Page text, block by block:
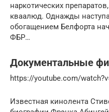
наркотических
кваалюд. Однажды
обогащением Белфорта
ФБР…
Документальные
https://youtube.com/
Известная кинолента